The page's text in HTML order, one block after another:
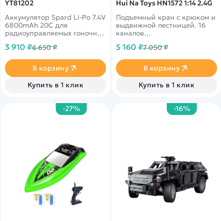
Hui Na Toys HN1572 1:14 2.4G
Подъемный кран с крюком и
выдвижной лестницей. 16
каналов
крана может изменять угол
вращается вокруг шасси
почти на 360 градусов. Кран
имеет гусеничный привод.
5 160 ₽7 050 ₽
В корзину
Купить в 1 клик
YT81202
Аккумулятор Spard Li-Po 7.4V
6800mAh 20C для
радиоуправляемых гоночных
3 910 ₽6 650 ₽
В корзину
Купить в 1 клик
-27% -16%